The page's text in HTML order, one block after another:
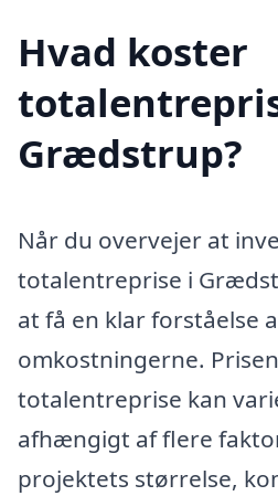
Hvad koster
Grædstrup?
Når du overvejer at
totalentreprise i
at få en klar forståelse
omkostningerne.
totalentreprise kan
afhængigt af flere
projektets størrelse,